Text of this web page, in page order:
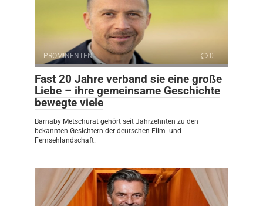
PROMINENTEN 0
Fast 20 Jahre verband sie eine große
Liebe – ihre gemeinsame Geschichte
bewegte viele
Barnaby Metschurat gehört seit Jahrzehnten zu den
bekannten Gesichtern der deutschen Film- und
Fernsehlandschaft.